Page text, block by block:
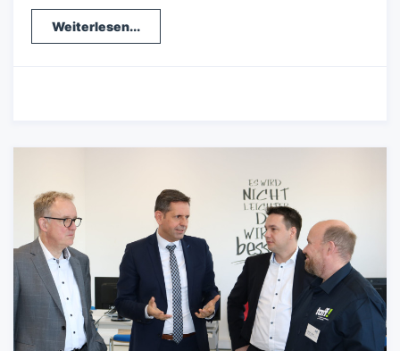
Weiterlesen...